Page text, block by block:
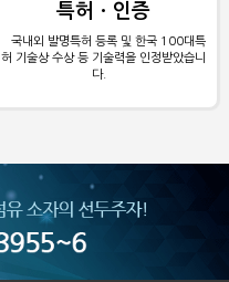
특허ㆍ인증
국내외 발명특허 등록 및 한국 100대특
허 기술상 수상 등 기술력을 인정받았습니
다.